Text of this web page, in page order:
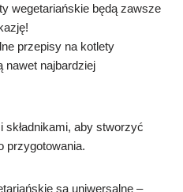
wegetariańskie będą zawsze
przepisy na kotlety
nawet najbardziej
aby stworzyć
przygotowania.
są uniwersalne –